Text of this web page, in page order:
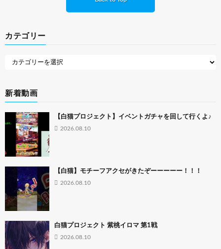
カテゴリー
新着動画
【白猫プロジェクト】イベントガチャを回して行くよ♪
2026.08.10
【白猫】モチーフアクセがきたぞーーーーー！！！
2026.08.10
白猫プロジェクト 紫桃イロマ 第1戦
2026.08.10